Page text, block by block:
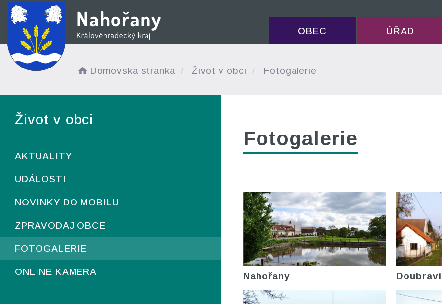
OBEC ÚŘAD
Domovská stránka Život v obci Fotogalerie
Život v obci
AKTUALITY
UDÁLOSTI
NOVINKY DO MOBILU
ZPRAVODAJ OBCE
FOTOGALERIE
ONLINE KAMERA
Fotogalerie
Nahořany